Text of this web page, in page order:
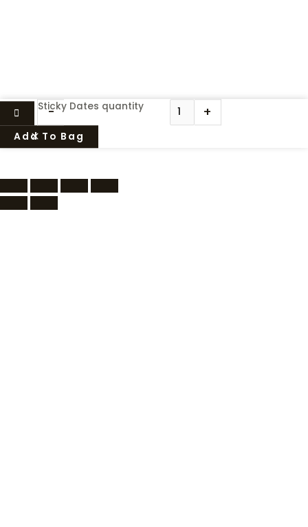
-
Sticky Dates quantity +
Add To Bag